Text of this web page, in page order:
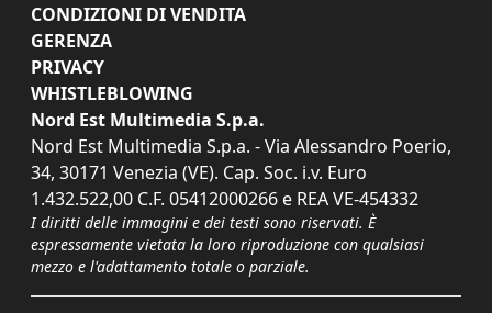
CONDIZIONI DI VENDITA
GERENZA
PRIVACY
WHISTLEBLOWING
Nord Est Multimedia S.p.a.
Nord Est Multimedia S.p.a. - Via Alessandro Poerio,
34, 30171 Venezia (VE). Cap. Soc. i.v. Euro
1.432.522,00 C.F. 05412000266 e REA VE-454332
I diritti delle immagini e dei testi sono riservati. È
espressamente vietata la loro riproduzione con qualsiasi
mezzo e l'adattamento totale o parziale.